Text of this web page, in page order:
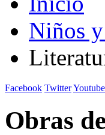
Niños
Facebook TwitterYoutube
Obras